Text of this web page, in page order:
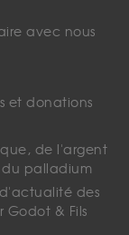
avec nous
et donations
de l'argent
palladium
d'actualité des
Godot & Fils